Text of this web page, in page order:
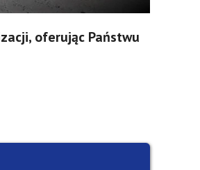
oferując Państwu